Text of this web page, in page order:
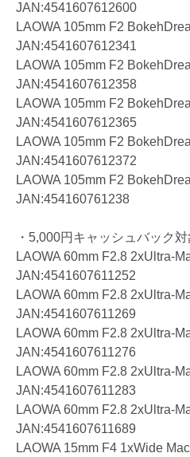
JAN:4541607612600
LAOWA 105mm F2
JAN:4541607612341
LAOWA 105mm F2
JAN:4541607612358
LAOWA 105mm F2
JAN:4541607612365
LAOWA 105mm F2
JAN:4541607612372
LAOWA 105mm F2
JAN:454160761238
・5,000円キャッシュバック
LAOWA 60mm F2.8 2xUltra-
JAN:4541607611252
LAOWA 60mm F2.8 2xUltra-
JAN:4541607611269
LAOWA 60mm F2.8 2xUltra-
JAN:4541607611276
LAOWA 60mm F2.8 2xUltra-
JAN:4541607611283
LAOWA 60mm F2.8 2xUltra-
JAN:4541607611689
LAOWA 15mm F4 1xWide